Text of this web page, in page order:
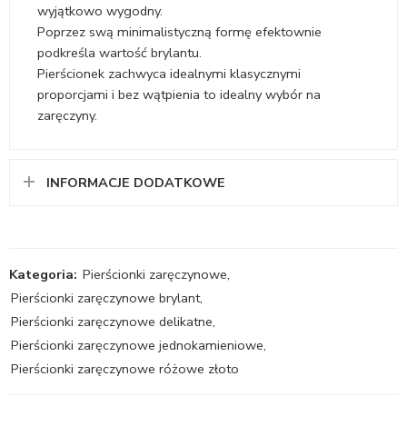
wyjątkowo wygodny.
Poprzez swą minimalistyczną formę efektownie
podkreśla wartość brylantu.
Pierścionek zachwyca idealnymi klasycznymi
proporcjami i bez wątpienia to idealny wybór na
zaręczyny.
INFORMACJE DODATKOWE
Kategoria: Pierścionki zaręczynowe,
Pierścionki zaręczynowe brylant,
Pierścionki zaręczynowe delikatne,
Pierścionki zaręczynowe jednokamieniowe,
Pierścionki zaręczynowe różowe złoto